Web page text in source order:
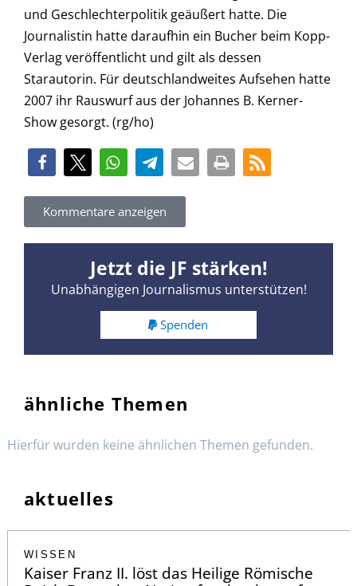
und Geschlechterpolitik geäußert hatte. Die
Journalistin hatte daraufhin ein Bucher beim Kopp-
Verlag veröffentlicht und gilt als dessen
Starautorin. Für deutschlandweites Aufsehen hatte
2007 ihr Rauswurf aus der Johannes B. Kerner-
Show gesorgt. (rg/ho)
Kommentare anzeigen
Jetzt die JF stärken!
Unabhängigen Journalismus unterstützen!
Spenden
ähnliche Themen
Hierfür wurden keine ähnlichen Themen gefunden.
aktuelles
WISSEN
Kaiser Franz II. löst das Heilige Römische